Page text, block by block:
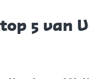
5 van